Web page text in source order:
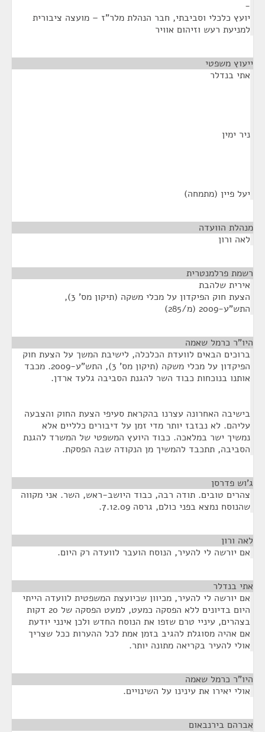
-
יועץ כלכלי וסביבתי, חבר הנהלת מלר"ז – מועצה ציבורית
למניעת רעש וזיהום אוויר
ייעוץ משפטי
אתי בנדלר
ניר ימין
יעל פיין (מתמחה)
מנהלת הוועדה
לאה ורון
רשמת פרלמנטרית
אירית שלהבת
הצעת חוק הפיקדון על מכלי משקה (תיקון מס' 3),
התש"ע-2009 (מ/285)
היו"ר כרמל שאמה
ברוכים הבאים לוועדת הכלכלה, לישיבת המשך על הצעת חוק
הפיקדון על מכלי משקה (תיקון מס' 3), התש"ע-2009. מכבד
אותנו בנוכחות כבוד השר להגנת הסביבה גלעד ארדן.
בישיבה האחרונה עצרנו בהקראת סעיפי הצעת החוק והצבעה
עליהם. לא נבזבז יותר מדי זמן על דיבורים כלליים אלא
נמשיך ישר במלאכה. כבוד היועץ המשפטי של המשרד להגנת
הסביבה, תתכבד להמשיך מן הנקודה שבה הפסקת.
ג'וש פדרסן
צהרים טובים. תודה רבה, כבוד היושב-ראש, השר. אני מקווה
שהנוסח נמצא בפני כולם, גרסה 7.12.09.
לאה ורון
אם יורשה לי להעיר, הנוסח הועבר לוועדה רק היום.
אתי בנדלר
אם יורשה לי להעיר, מכיוון שכיועצת המשפטית לוועדה הייתי
היום בדיונים ללא הפסקה כמעט, למעט הפסקה של 20 דקות
בצהרים, עיניי טרם שזפו את הנוסח החדש ולכן אינני יודעת
אם אהיה מסוגלת להגיב בזמן אמת לכל ההערות ככל שצריך
אולי להעיר בקריאה מתונה יותר.
היו"ר כרמל שאמה
אולי יאירו את עינינו על השינויים.
אברהם בירנבאום